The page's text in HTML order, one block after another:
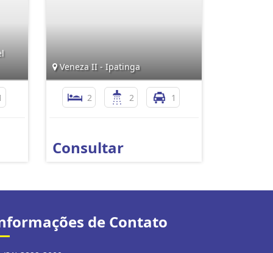
Veneza II - Ipatinga
2 2 1
Consultar
de Contato